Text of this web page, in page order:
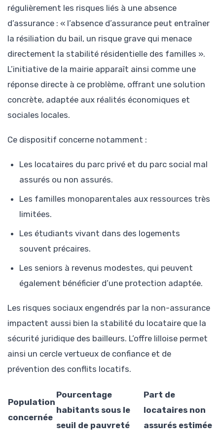
régulièrement les risques liés à une absence
d’assurance : « l’absence d’assurance peut entraîner
la résiliation du bail, un risque grave qui menace
directement la stabilité résidentielle des familles ».
L’initiative de la mairie apparaît ainsi comme une
réponse directe à ce problème, offrant une solution
concrète, adaptée aux réalités économiques et
sociales locales.
Ce dispositif concerne notamment :
Les locataires du parc privé et du parc social mal
assurés ou non assurés.
Les familles monoparentales aux ressources très
limitées.
Les étudiants vivant dans des logements
souvent précaires.
Les seniors à revenus modestes, qui peuvent
également bénéficier d’une protection adaptée.
Les risques sociaux engendrés par la non-assurance
impactent aussi bien la stabilité du locataire que la
sécurité juridique des bailleurs. L’offre lilloise permet
ainsi un cercle vertueux de confiance et de
prévention des conflits locatifs.
Population
concernée
Pourcentage
habitants sous le
seuil de pauvreté
Part de
locataires non
assurés estimée